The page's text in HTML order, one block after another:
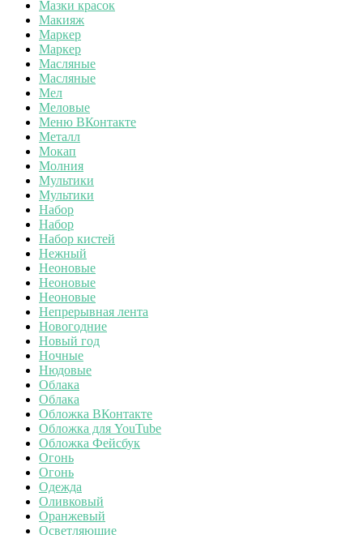
Мазки красок
Макияж
Маркер
Маркер
Масляные
Масляные
Мел
Меловые
Меню ВКонтакте
Металл
Мокап
Молния
Мультики
Мультики
Набор
Набор
Набор кистей
Нежный
Неоновые
Неоновые
Неоновые
Непрерывная лента
Новогодние
Новый год
Ночные
Нюдовые
Облака
Облака
Обложка ВКонтакте
Обложка для YouTube
Обложка Фейсбук
Огонь
Огонь
Одежда
Оливковый
Оранжевый
Осветляющие